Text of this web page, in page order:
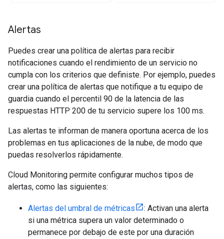
Alertas
Puedes crear una política de alertas para recibir
notificaciones cuando el rendimiento de un servicio no
cumpla con los criterios que definiste. Por ejemplo, puedes
crear una política de alertas que notifique a tu equipo de
guardia cuando el percentil 90 de la latencia de las
respuestas HTTP 200 de tu servicio supere los 100 ms.
Las alertas te informan de manera oportuna acerca de los
problemas en tus aplicaciones de la nube, de modo que
puedas resolverlos rápidamente.
Cloud Monitoring permite configurar muchos tipos de
alertas, como las siguientes:
Alertas del umbral de métricas
: Activan una alerta
si una métrica supera un valor determinado o
permanece por debajo de este por una duración